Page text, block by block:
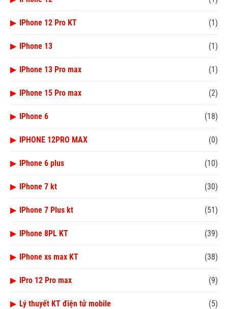
▶ IPhone 12 Pro KT (1)
▶ IPhone 13 (1)
▶ IPhone 13 Pro max (1)
▶ IPhone 15 Pro max (2)
▶ IPhone 6 (18)
▶ IPHONE 12PRO MAX (0)
▶ IPhone 6 plus (10)
▶ IPhone 7 kt (30)
▶ IPhone 7 Plus kt (51)
▶ IPhone 8PL KT (39)
▶ IPhone xs max KT (38)
▶ IPro 12 Pro max (9)
▶ Lý thuyết KT điện tử mobile (5)